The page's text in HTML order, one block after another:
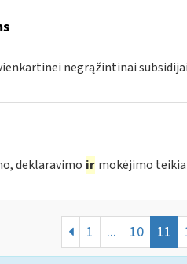
negrąžintinai
deklaravimo ir mokėjimo
1 ... 10 11